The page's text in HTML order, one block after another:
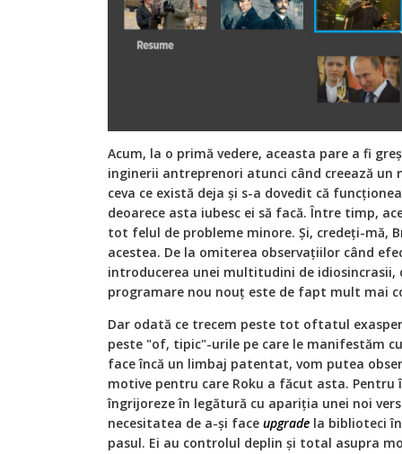
Acum, la o primă vedere, aceasta pare a fi
inginerii antreprenori atunci când creează un
ceva ce există deja și s-a dovedit că
deoarece asta iubesc ei să facă. Între timp,
tot felul de probleme minore. Și, credeți-mă,
acestea. De la omiterea observațiilor când
introducerea unei multitudini de idiosincrasii,
programare nou nouț este de fapt mult mai
Dar odată ce trecem peste tot oftatul
peste "of, tipic"-urile pe care le manifestăm
face încă un limbaj patentat, vom putea
motive pentru care Roku a făcut asta. Pentru
îngrijoreze în legătură cu apariția unei noi
necesitatea de a-și face upgrade la biblioteci
pasul. Ei au controlul deplin și total asupra